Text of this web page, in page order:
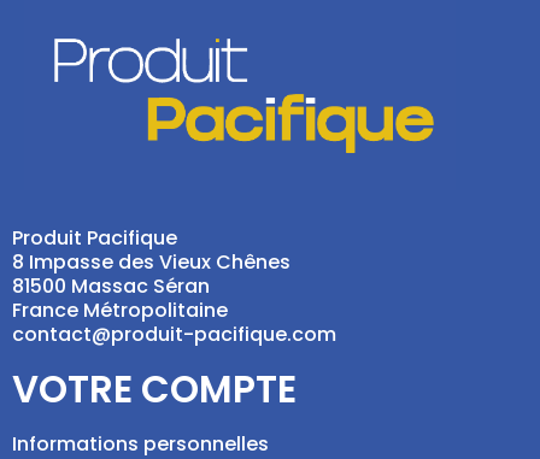
Produit Pacifique
8 Impasse des Vieux Chênes
81500 Massac Séran
France Métropolitaine
contact@produit-pacifique.com
VOTRE COMPTE
Informations personnelles